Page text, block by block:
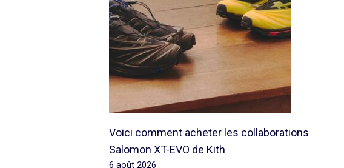
Voici comment acheter les collaborations
Salomon XT-EVO de Kith
6 août 2026